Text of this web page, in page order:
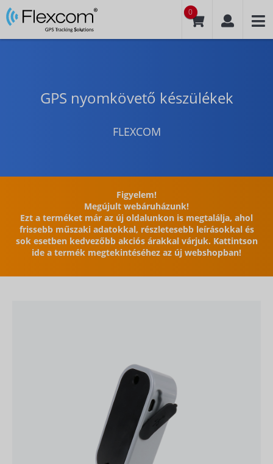
0
GPS nyomkövető készülékek
FLEXCOM
Figyelem!
Megújult webáruházunk!
Ezt a terméket már az új oldalunkon is megtalálja, ahol
frissebb műszaki adatokkal, részletesebb leírásokkal és
sok esetben kedvezőbb akciós árakkal várjuk. Kattintson
ide a termék megtekintéséhez az új webshopban!